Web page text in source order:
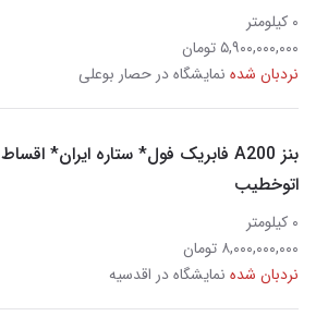
۰ کیلومتر
۵,۹۰۰,۰۰۰,۰۰۰ تومان
نردبان شده نمایشگاه در حصار بوعلی
بنز A200 فابریک فول* ستاره ایران* اقساط
اتوخطیب
۰ کیلومتر
۸,۰۰۰,۰۰۰,۰۰۰ تومان
نردبان شده نمایشگاه در اقدسیه